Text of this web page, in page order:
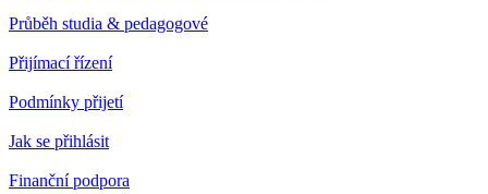
Průběh studia & pedagogové
Přijímací řízení
Podmínky přijetí
Jak se přihlásit
Finanční podpora